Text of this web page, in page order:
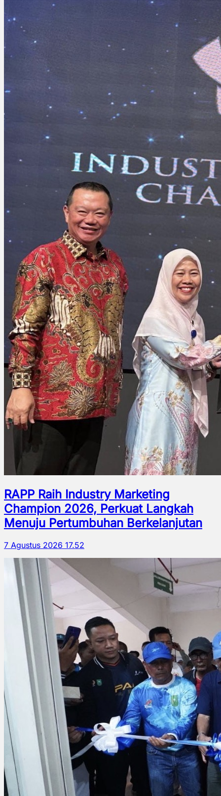
RAPP Raih Industry Marketing
Champion 2026, Perkuat Langkah
Menuju Pertumbuhan Berkelanjutan
7 Agustus 2026 17.52